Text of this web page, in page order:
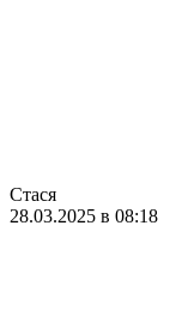
Стася
28.03.2025 в 08:18